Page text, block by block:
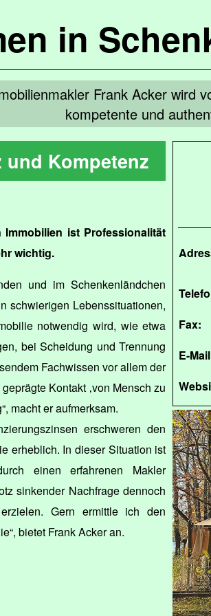
in
Frank Acker wird
kompetente und
Fax:
E-
und Kompetenz
ist Professionalität
wichtig.
und im Schenkenländchen
schwierigen Lebenssituationen,
notwendig wird, wie etwa
bei Scheidung und Trennung
Fachwissen vor allem der
Kontakt ‚von Mensch zu
macht er aufmerksam.
erschweren den
erheblich. In dieser Situation ist
einen erfahrenen Makler
sinkender Nachfrage dennoch
Gern ermittle ich den
bietet Frank Acker an.